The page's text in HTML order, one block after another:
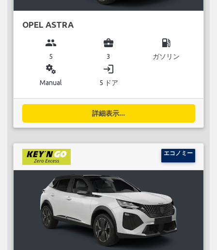
OPEL ASTRA
group
5
business_center
3
local_gas_station
ガソリン
miscellaneous_services
Manual
login
5 ドア
詳細表示...
エコノミー